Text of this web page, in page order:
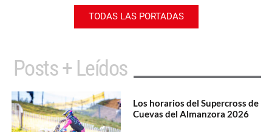
TODAS LAS PORTADAS
Posts + Leídos
Los horarios del Supercross de
Cuevas del Almanzora 2026